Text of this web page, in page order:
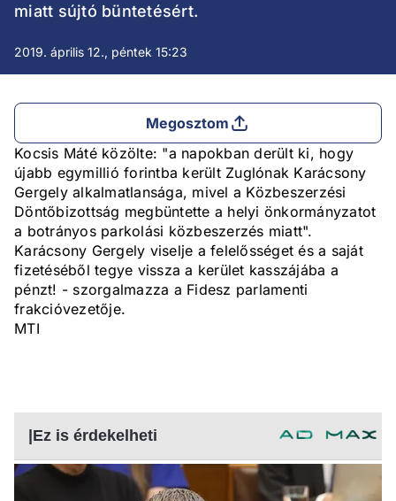
miatt sújtó büntetésért.
2019. április 12., péntek 15:23
Megosztom
Kocsis Máté közölte: "a napokban derült ki, hogy
újabb egymillió forintba került Zuglónak Karácsony
Gergely alkalmatlansága, mivel a Közbeszerzési
Döntőbizottság megbüntette a helyi önkormányzatot
a botrányos parkolási közbeszerzés miatt".
Karácsony Gergely viselje a felelősséget és a saját
fizetéséből tegye vissza a kerület kasszájába a
pénzt! - szorgalmazza a Fidesz parlamenti
frakcióvezetője.
MTI